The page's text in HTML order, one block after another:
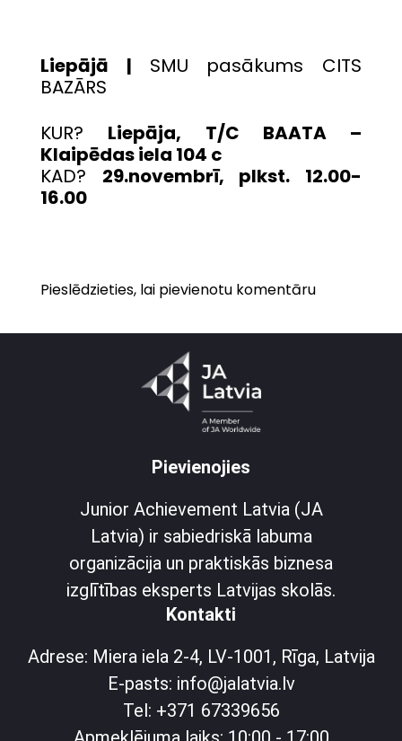
Liepājā | SMU pasākums CITS
BAZĀRS
KUR? Liepāja, T/C BAATA –
Klaipēdas iela 104 c
KAD? 29.novembrī, plkst. 12.00-
16.00
Pieslēdzieties, lai pievienotu komentāru
Pievienojies
Junior Achievement Latvia (JA
Latvia) ir sabiedriskā labuma
organizācija un praktiskās biznesa
izglītības eksperts Latvijas skolās.
Kontakti
Adrese: Miera iela 2-4, LV-1001, Rīga, Latvija
E-pasts: info@jalatvia.lv
Tel: +371 67339656